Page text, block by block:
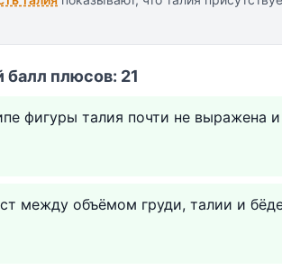
плюсов: 21
фигуры талия почти не выражена и
между объёмом груди, талии и